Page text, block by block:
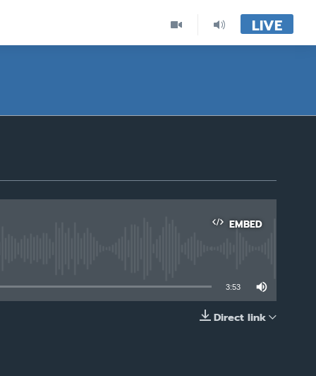
LIVE
EMBED
EMBED
3:53
Direct link